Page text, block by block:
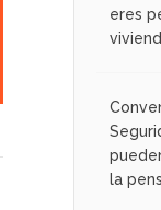
eres
la